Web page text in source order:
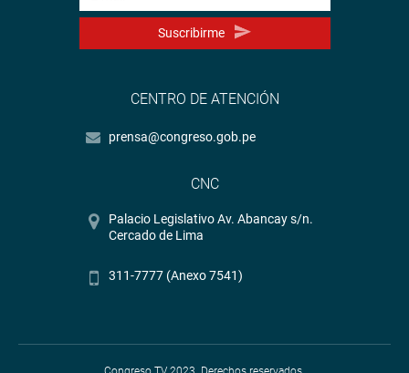
Suscribirme
CENTRO DE ATENCIÓN
prensa@congreso.gob.pe
CNC
Palacio Legislativo Av. Abancay s/n.
Cercado de Lima
311-7777 (Anexo 7541)